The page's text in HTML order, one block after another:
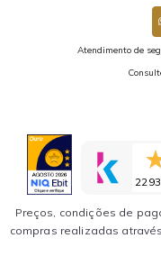
Atendimento de
Preços, condições de
compras realizadas